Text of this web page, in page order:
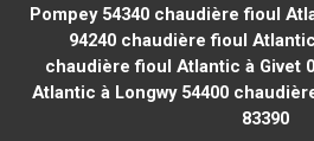
Pompey 54340 chaudière fioul
94240 chaudière fioul
chaudière fioul Atlantic à Givet
Atlantic à Longwy 54400
83390